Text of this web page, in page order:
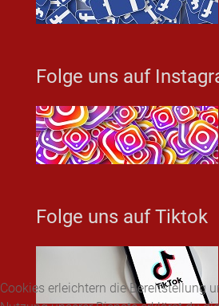
Folge uns auf
Folge uns auf Tiktok
Cookies erleichtern die Bereitstellung